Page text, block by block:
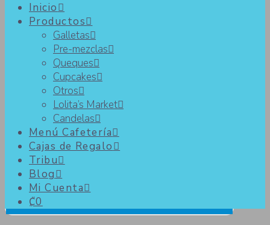
Inicio
Productos
Galletas
Pre-mezclas
Queques
Cupcakes
Otros
Lolita’s Market
Candelas
Menú Cafetería
Cajas de Regalo
Tribu
Blog
Mi Cuenta
₡0
¿Cómo mantener una
alimentación adecuada durante la
tercera edad?